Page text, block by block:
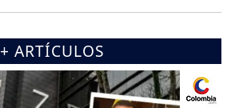
+ ARTÍCULOS